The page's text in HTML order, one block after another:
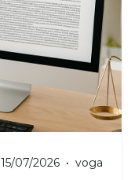
15/07/2026 • voga